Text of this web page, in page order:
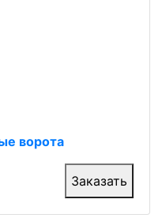
ворота
Заказать